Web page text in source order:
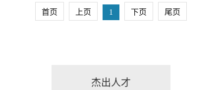
首页 上页 1 下页 尾页
杰出人才